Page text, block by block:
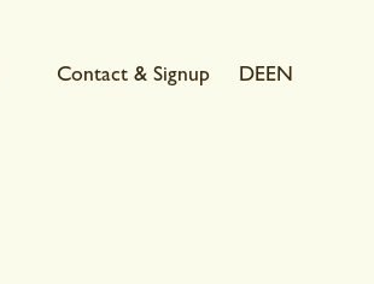
Contact & Signup DEEN